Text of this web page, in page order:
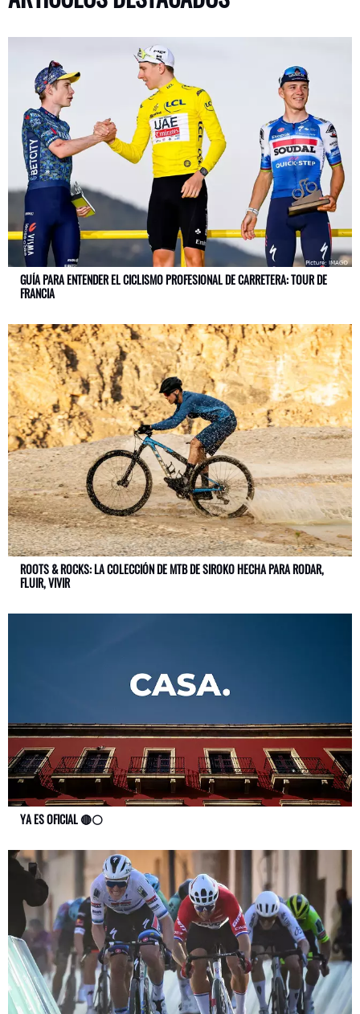
GUÍA PARA ENTENDER EL CICLISMO PROFESIONAL DE CARRETERA: TOUR DE
FRANCIA
ROOTS & ROCKS: LA COLECCIÓN DE MTB DE SIROKO HECHA PARA RODAR,
FLUIR, VIVIR
YA ES OFICIAL 🔴⚪